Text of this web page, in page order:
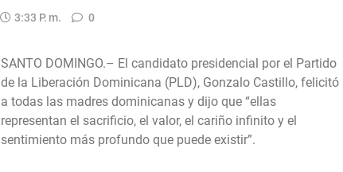
3:33 P. M. 0
SANTO DOMINGO.– El candidato presidencial por el Partido
de la Liberación Dominicana (PLD), Gonzalo Castillo, felicitó
a todas las madres dominicanas y dijo que “ellas
representan el sacrificio, el valor, el cariño infinito y el
sentimiento más profundo que puede existir”.